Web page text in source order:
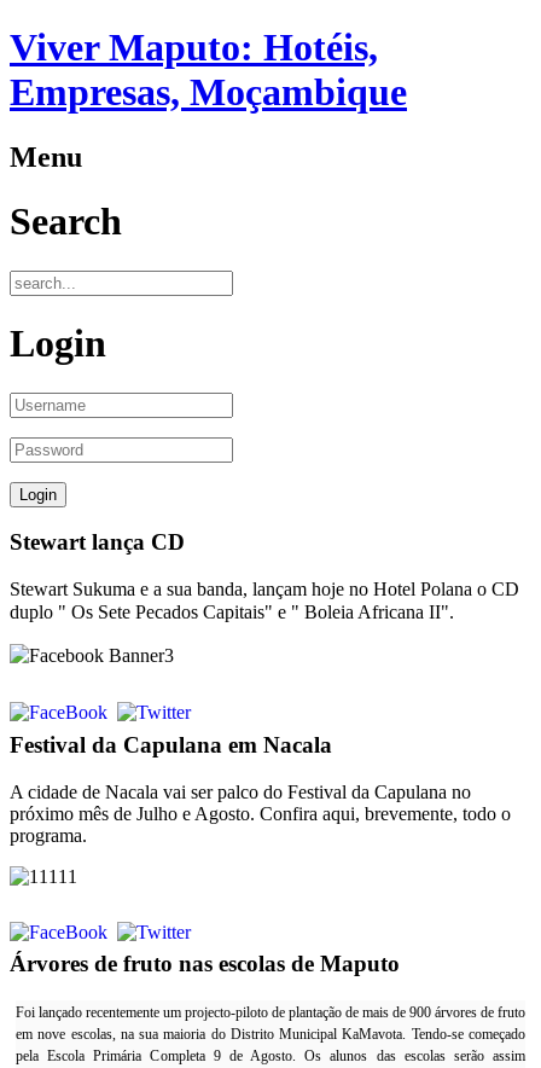
Viver Maputo: Hotéis,
Empresas, Moçambique
Menu
Search
Login
Stewart lança CD
Stewart Sukuma e a sua banda, lançam hoje no Hotel Polana o CD
duplo " Os Sete Pecados Capitais" e " Boleia Africana II".
Festival da Capulana em Nacala
A cidade de Nacala vai ser palco do Festival da Capulana no
próximo mês de Julho e Agosto. Confira aqui, brevemente, todo o
programa.
Árvores de fruto nas escolas de Maputo
Foi lançado recentemente um projecto-piloto de plantação de mais de 900 árvores de fruto
em nove escolas, na sua maioria do Distrito Municipal KaMavota. Tendo-se começado
pela Escola Primária Completa 9 de Agosto. Os alunos das escolas serão assim